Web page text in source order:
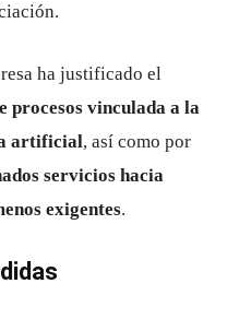
ha justificado el
procesos vinculada a la
artificial, así como por
servicios hacia
exigentes.